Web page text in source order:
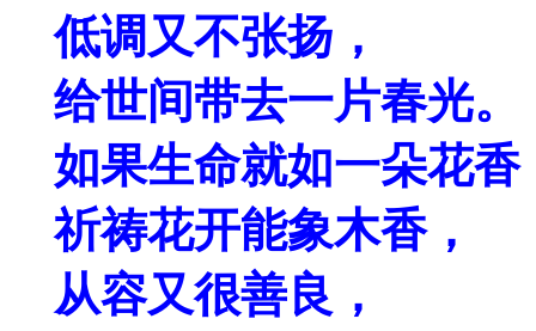
低调又不张扬，
给世间带去一片春光。
如果生命就如一朵花香
祈祷花开能象木香，
从容又很善良，